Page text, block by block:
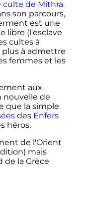
culte de Mithra
son parcours,
est une
libre (l'esclave
cultes à
à admettre
femmes et les
aux
nouvelle de
que la simple
des Enfers
héros.
de l'Orient
mais
de la Grèce